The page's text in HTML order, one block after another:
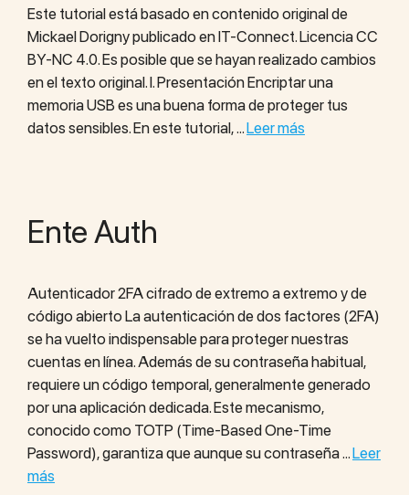
Este tutorial está basado en contenido original de
Mickael Dorigny publicado en IT-Connect. Licencia CC
BY-NC 4.0. Es posible que se hayan realizado cambios
en el texto original. I. Presentación Encriptar una
memoria USB es una buena forma de proteger tus
datos sensibles. En este tutorial, …Leer más
Ente Auth
Autenticador 2FA cifrado de extremo a extremo y de
código abierto La autenticación de dos factores (2FA)
se ha vuelto indispensable para proteger nuestras
cuentas en línea. Además de su contraseña habitual,
requiere un código temporal, generalmente generado
por una aplicación dedicada. Este mecanismo,
conocido como TOTP (Time-Based One-Time
Password), garantiza que aunque su contraseña …Leer
más